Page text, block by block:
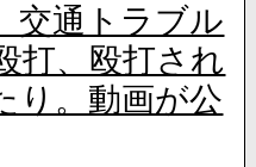
交通トラブル
打、殴打され
り。動画が公